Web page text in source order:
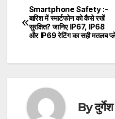
Post
navigation
Smartphone Safety :-
बारिश में स्मार्टफोन को कैसे रखें
सुरक्षित? जानिए IP67, IP68
और IP69 रेटिंग का सही मतलब
Byदुर्गेश